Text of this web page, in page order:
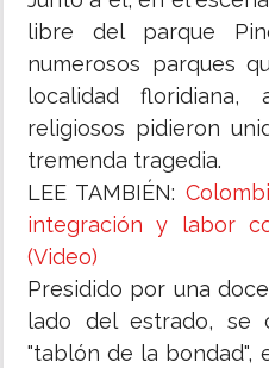
libre del parque
numerosos parques
localidad floridiana,
religiosos pidieron
tremenda tragedia.
LEE TAMBIÉN:
integración y labor
(Video)
Presidido por una
lado del estrado, se
"tablón de la bondad",